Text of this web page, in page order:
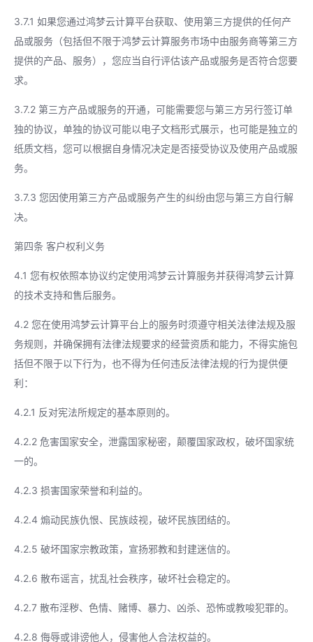
3.7.1 如果您通过鸿梦云计算平台获取、使用第三方提供的任何产
品或服务（包括但不限于鸿梦云计算服务市场中由服务商等第三方
提供的产品、服务），您应当自行评估该产品或服务是否符合您要
求。
3.7.2 第三方产品或服务的开通，可能需要您与第三方另行签订单
独的协议，单独的协议可能以电子文档形式展示，也可能是独立的
纸质文档，您可以根据自身情况决定是否接受协议及使用产品或服
务。
3.7.3 您因使用第三方产品或服务产生的纠纷由您与第三方自行解
决。
第四条 客户权利义务
4.1 您有权依照本协议约定使用鸿梦云计算服务并获得鸿梦云计算
的技术支持和售后服务。
4.2 您在使用鸿梦云计算平台上的服务时须遵守相关法律法规及服
务规则，并确保拥有法律法规要求的经营资质和能力，不得实施包
括但不限于以下行为，也不得为任何违反法律法规的行为提供便
利：
4.2.1 反对宪法所规定的基本原则的。
4.2.2 危害国家安全，泄露国家秘密，颠覆国家政权，破坏国家统
一的。
4.2.3 损害国家荣誉和利益的。
4.2.4 煽动民族仇恨、民族歧视，破坏民族团结的。
4.2.5 破坏国家宗教政策，宣扬邪教和封建迷信的。
4.2.6 散布谣言，扰乱社会秩序，破坏社会稳定的。
4.2.7 散布淫秽、色情、赌博、暴力、凶杀、恐怖或教唆犯罪的。
4.2.8 侮辱或诽谤他人，侵害他人合法权益的。